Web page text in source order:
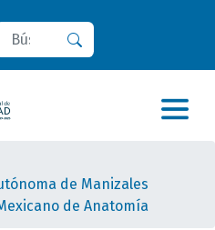
Buscar
de Manizales
de Anatomía